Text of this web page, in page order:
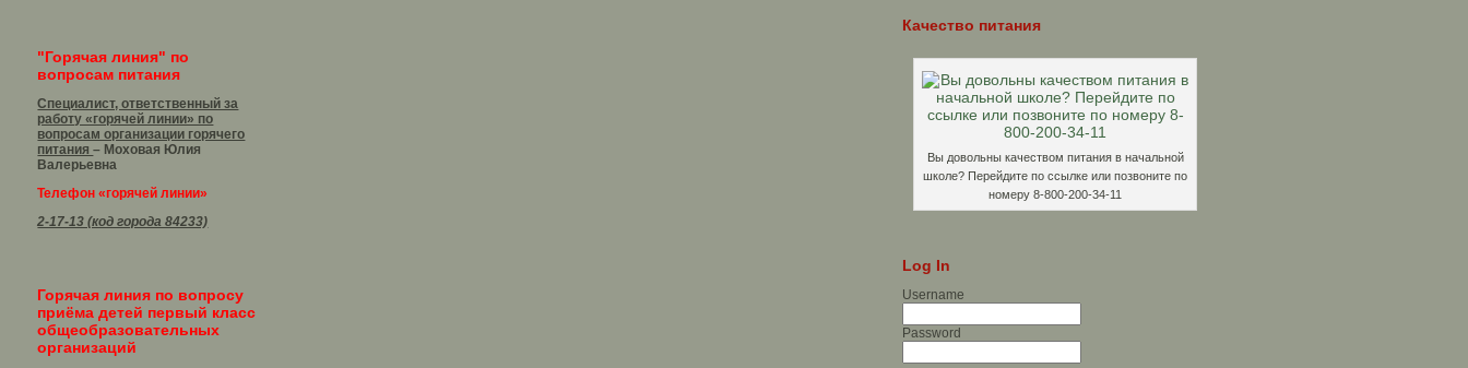
"Горячая линия" по
вопросам питания
Специалист, ответственный за
работу «горячей линии» по
вопросам организации горячего
питания– Моховая Юлия
Валерьевна
Телефон «горячей линии»
2-17-13 (код города 84233)
Горячая линия по вопросу
приёма детей первый класс
общеобразовательных
организаций
Качество питания
Вы довольны качеством питания в начальной
школе? Перейдите по ссылке или позвоните по
номеру 8-800-200-34-11
Log In
Username
Password